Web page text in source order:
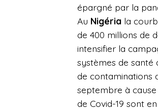
épargné par la
Au Nigéria la
de 400 millions de
intensifier la
systèmes de santé
de contaminations
septembre à
de Covid-19 sont